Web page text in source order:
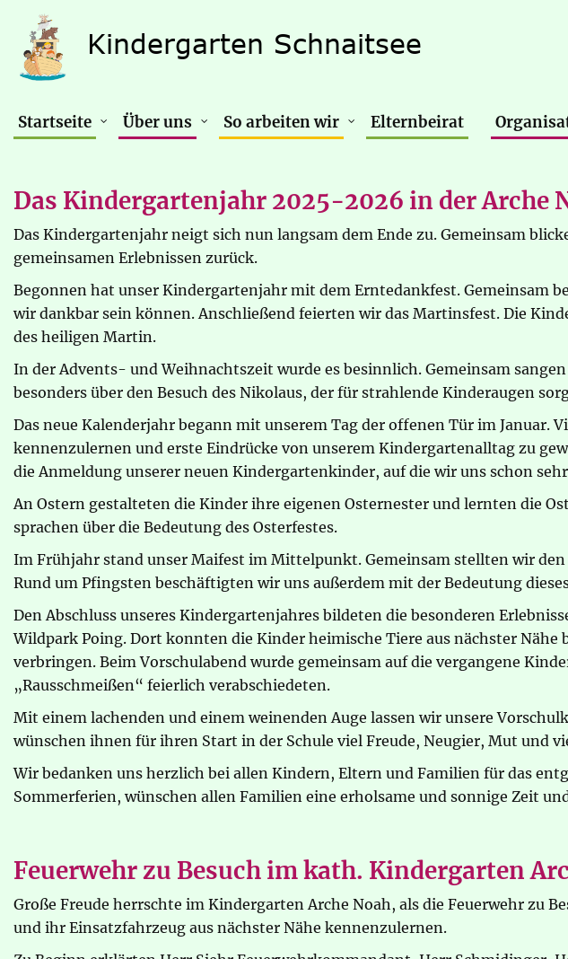
Startseite Über uns So arbeiten wir Elternbeirat
Das Kindergartenjahr 2025-2026 in der Arche
Das Kindergartenjahr neigt sich nun langsam dem Ende zu. Gemeinsam
gemeinsamen Erlebnissen zurück.
Begonnen hat unser Kindergartenjahr mit dem Erntedankfest. Gemeinsam
wir dankbar sein können. Anschließend feierten wir das Martinsfest. Die
des heiligen Martin.
In der Advents- und Weihnachtszeit wurde es besinnlich. Gemeinsam
besonders über den Besuch des Nikolaus, der für strahlende Kinderaugen
Das neue Kalenderjahr begann mit unserem Tag der offenen Tür im
kennenzulernen und erste Eindrücke von unserem Kindergartenalltag zu
die Anmeldung unserer neuen Kindergartenkinder, auf die wir uns schon
An Ostern gestalteten die Kinder ihre eigenen Osternester und lernten die
sprachen über die Bedeutung des Osterfestes.
Im Frühjahr stand unser Maifest im Mittelpunkt. Gemeinsam stellten wir
Rund um Pfingsten beschäftigten wir uns außerdem mit der Bedeutung
Den Abschluss unseres Kindergartenjahres bildeten die besonderen
Wildpark Poing. Dort konnten die Kinder heimische Tiere aus nächster
verbringen. Beim Vorschulabend wurde gemeinsam auf die vergangene
„Rausschmeißen“ feierlich verabschiedeten.
Mit einem lachenden und einem weinenden Auge lassen wir unsere
wünschen ihnen für ihren Start in der Schule viel Freude, Neugier, Mut und
Wir bedanken uns herzlich bei allen Kindern, Eltern und Familien für das
Sommerferien, wünschen allen Familien eine erholsame und sonnige Zeit
Feuerwehr zu Besuch im kath. Kindergarten
Große Freude herrschte im Kindergarten Arche Noah, als die Feuerwehr zu
und ihr Einsatzfahrzeug aus nächster Nähe kennenzulernen.